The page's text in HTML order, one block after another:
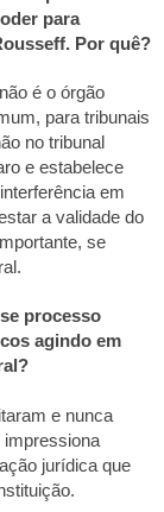
para
Por quê?
é o órgão
para tribunais
no tribunal
e estabelece
em
a validade do
se
processo
agindo em
e nunca
impressiona
jurídica que